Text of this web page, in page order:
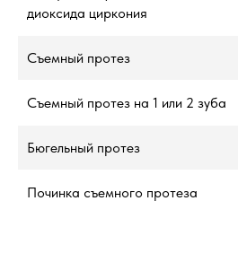
диоксида циркония
Съемный протез
Съемный протез на 1 или 2 зуба
Бюгельный протез
Починка съемного протеза